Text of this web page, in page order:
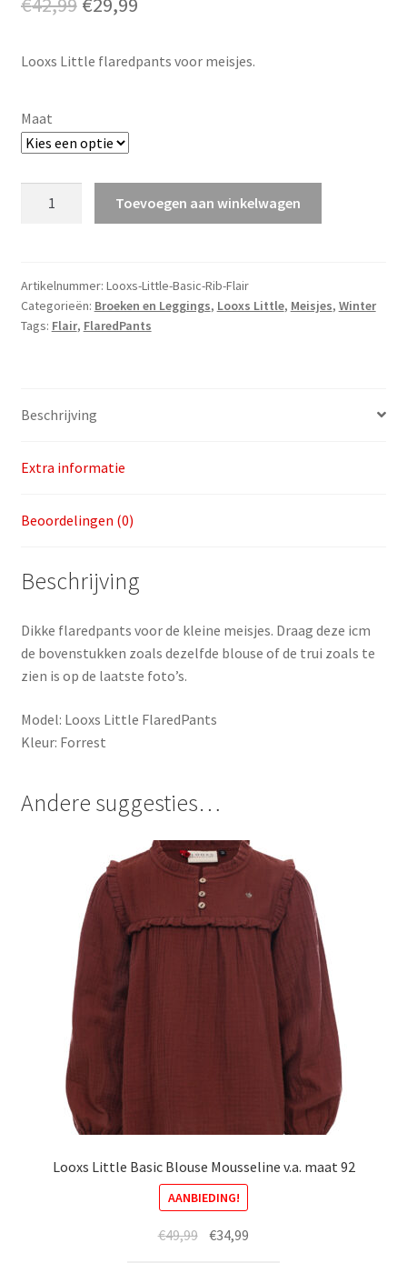
was:
is:
Looxs Little flaredpants voor meisjes.
Maat
Rib
v.a.
maat
Toevoegen aan winkelwagen
Artikelnummer: Looxs-Little-Basic-Rib-Flair
Categorieën: Broeken en Leggings, Looxs Little, Meisjes, Winter
Tags: Flair, FlaredPants
Beschrijving
Extra informatie
Beoordelingen (0)
Beschrijving
Dikke flaredpants voor de kleine meisjes. Draag deze icm
de bovenstukken zoals dezelfde blouse of de trui zoals te
zien is op de laatste foto’s.
Model: Looxs Little FlaredPants
Kleur: Forrest
Andere suggesties…
Looxs Little Basic Blouse Mousseline v.a. maat 92
AANBIEDING!
€49,99 Oorspronkelijke
€34,99